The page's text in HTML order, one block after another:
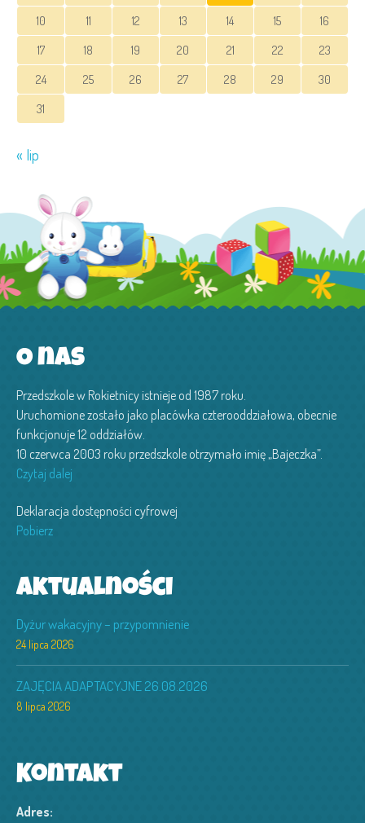
10
11 12 13 14 15
16
17
18 19 20 21 22
23
24
25 26 27 28 29
30
31
« lip
O nas
Przedszkole w Rokietnicy istnieje od 1987 roku.
Uruchomione zostało jako placówka czterooddziałowa, obecnie
funkcjonuje 12 oddziałów.
10 czerwca 2003 roku przedszkole otrzymało imię „Bajeczka”.
Czytaj dalej
Deklaracja dostępności cyfrowej
Pobierz
Aktualności
Dyżur wakacyjny – przypomnienie
24 lipca 2026
ZAJĘCIA ADAPTACYJNE 26.08.2026
8 lipca 2026
Kontakt
Adres: